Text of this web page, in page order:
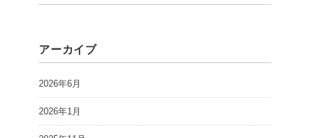
アーカイブ
2026年6月
2026年1月